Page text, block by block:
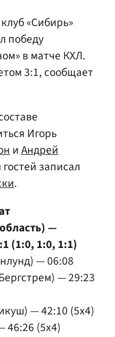
«Сибирь»
победу
в матче КХЛ.
3:1, сообщает
Игорь
иАндрей
записал
.
—
(1:0, 1:0, 1:1)
— 06:08
— 29:23
— 42:10 (5x4)
46:26 (5x4)